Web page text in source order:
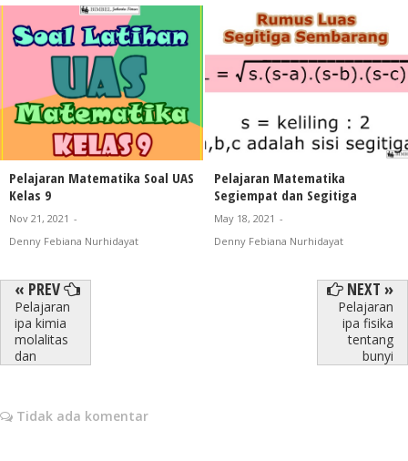
Pelajaran Matematika Soal UAS
Kelas 9
Nov 21, 2021 -
Denny Febiana Nurhidayat
Pelajaran Matematika
Segiempat dan Segitiga
May 18, 2021 -
Denny Febiana Nurhidayat
« PREV
Pelajaran
ipa kimia
molalitas
dan
NEXT »
Pelajaran
ipa fisika
tentang
bunyi
Tidak ada komentar